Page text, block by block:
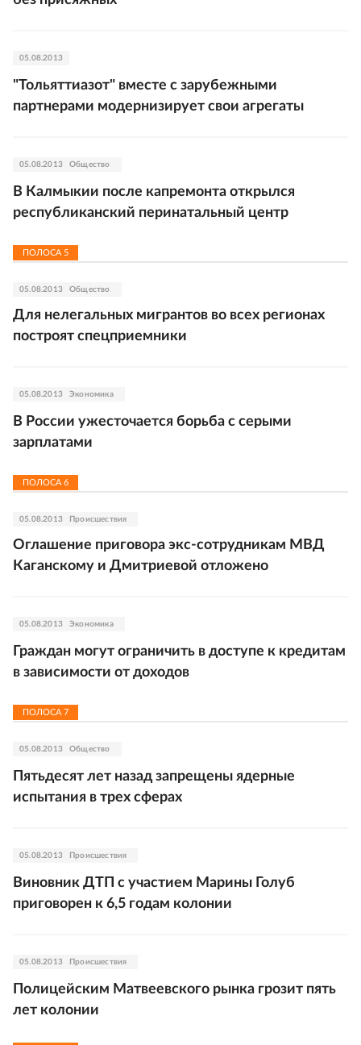
05.08.2013
"Тольяттиазот" вместе с зарубежными
партнерами модернизирует свои агрегаты
05.08.2013 Общество
В Калмыкии после капремонта открылся
республиканский перинатальный центр
ПОЛОСА 5
05.08.2013 Общество
Для нелегальных мигрантов во всех регионах
построят спецприемники
05.08.2013 Экономика
В России ужесточается борьба с серыми
зарплатами
ПОЛОСА 6
05.08.2013 Происшествия
Оглашение приговора экс-сотрудникам МВД
Каганскому и Дмитриевой отложено
05.08.2013 Экономика
Граждан могут ограничить в доступе к кредитам
в зависимости от доходов
ПОЛОСА 7
05.08.2013 Общество
Пятьдесят лет назад запрещены ядерные
испытания в трех сферах
05.08.2013 Происшествия
Виновник ДТП с участием Марины Голуб
приговорен к 6,5 годам колонии
05.08.2013 Происшествия
Полицейским Матвеевского рынка грозит пять
лет колонии